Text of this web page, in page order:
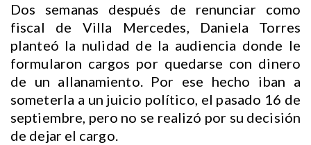
Dos semanas después de renunciar como
fiscal de Villa Mercedes, Daniela Torres
planteó la nulidad de la audiencia donde le
formularon cargos por quedarse con dinero
de un allanamiento. Por ese hecho iban a
someterla a un juicio político, el pasado 16 de
septiembre, pero no se realizó por su decisión
de dejar el cargo.